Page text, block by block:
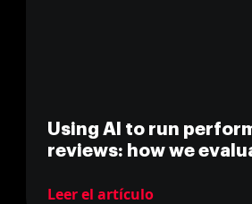
Using AI to run
reviews: how we
Leer el artículo